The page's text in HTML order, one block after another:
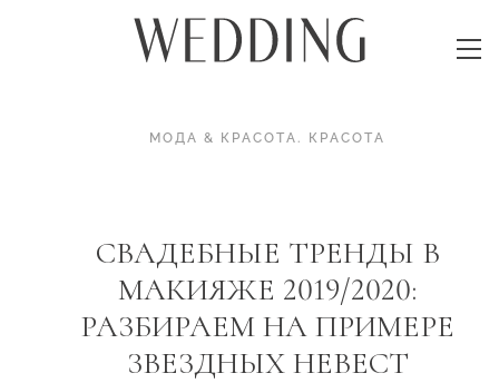
МОДА & КРАСОТА. КРАСОТА
СВАДЕБНЫЕ ТРЕНДЫ В
МАКИЯЖЕ 2019/2020:
РАЗБИРАЕМ НА ПРИМЕРЕ
ЗВЕЗДНЫХ НЕВЕСТ